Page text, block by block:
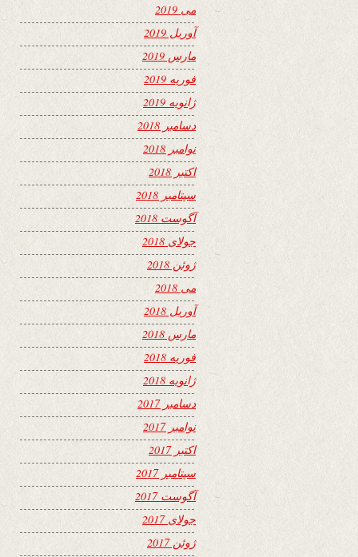
می 2019
آوریل 2019
مارس 2019
فوریه 2019
ژانویه 2019
دسامبر 2018
نوامبر 2018
اکتبر 2018
سپتامبر 2018
آگوست 2018
جولای 2018
ژوئن 2018
می 2018
آوریل 2018
مارس 2018
فوریه 2018
ژانویه 2018
دسامبر 2017
نوامبر 2017
اکتبر 2017
سپتامبر 2017
آگوست 2017
جولای 2017
ژوئن 2017